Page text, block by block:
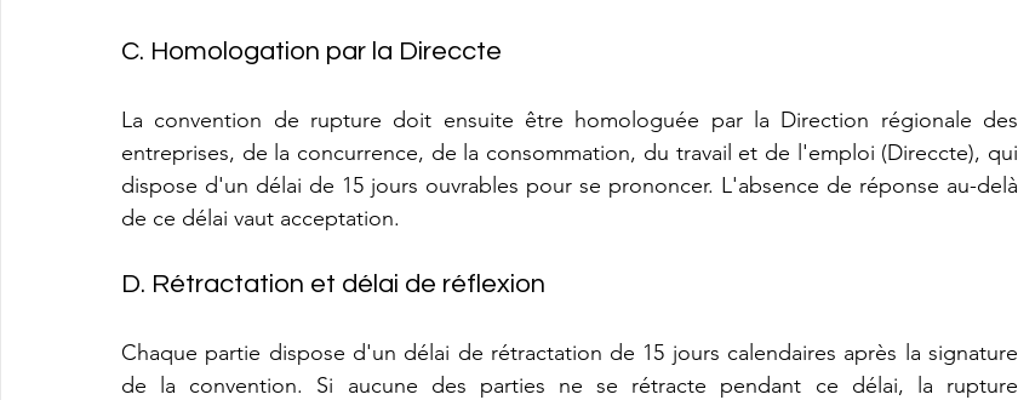
C. Homologation par la Direccte
La convention de rupture doit ensuite être homologuée par la Direction régionale des
entreprises, de la concurrence, de la consommation, du travail et de l'emploi (Direccte), qui
dispose d'un délai de 15 jours ouvrables pour se prononcer. L'absence de réponse au-delà
de ce délai vaut acceptation.
D. Rétractation et délai de réflexion
Chaque partie dispose d'un délai de rétractation de 15 jours calendaires après la signature
de la convention. Si aucune des parties ne se rétracte pendant ce délai, la rupture